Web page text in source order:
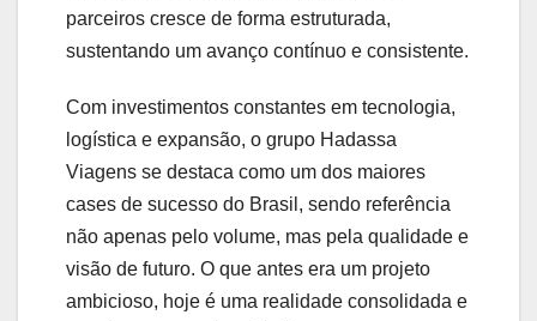
parceiros cresce de forma estruturada,
sustentando um avanço contínuo e consistente.
Com investimentos constantes em tecnologia,
logística e expansão, o grupo Hadassa
Viagens se destaca como um dos maiores
cases de sucesso do Brasil, sendo referência
não apenas pelo volume, mas pela qualidade e
visão de futuro. O que antes era um projeto
ambicioso, hoje é uma realidade consolidada e